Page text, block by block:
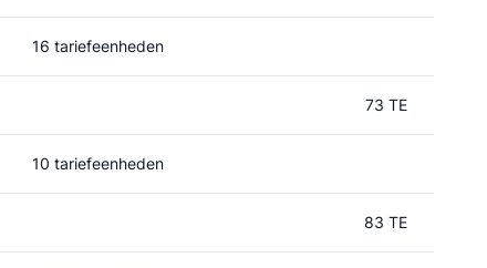
16 tariefeenheden
73 TE
10 tariefeenheden
83 TE